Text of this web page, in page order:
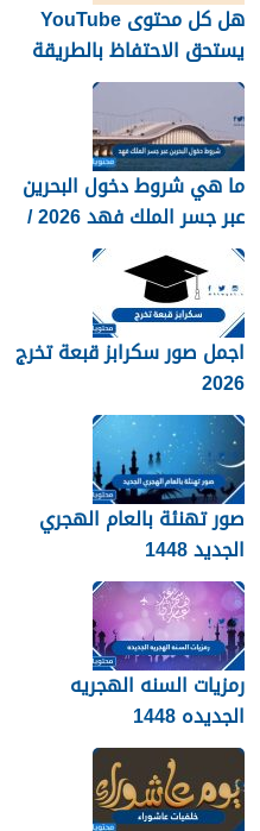
هل كل محتوى YouTube
يستحق الاحتفاظ بالطريقة
نفسها؟
ما هي شروط دخول البحرين
عبر جسر الملك فهد 2026 /
1448
اجمل صور سكرابز قبعة تخرج
2026
صور تهنئة بالعام الهجري
الجديد 1448
رمزيات السنه الهجريه
الجديده 1448